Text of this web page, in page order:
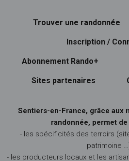
Trouver une randonnée
Inscription /
Abonnement Rando+
Sites partenaires
Sentiers-en-France, grâce aux
randonnée, permet
- les spécificités des terroirs
patrimoine
- les producteurs locaux et les